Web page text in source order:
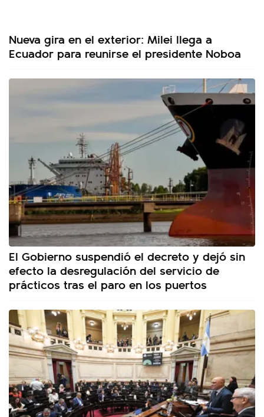
Nueva gira en el exterior: Milei llega a
Ecuador para reunirse el presidente Noboa
El Gobierno suspendió el decreto y dejó sin
efecto la desregulación del servicio de
prácticos tras el paro en los puertos